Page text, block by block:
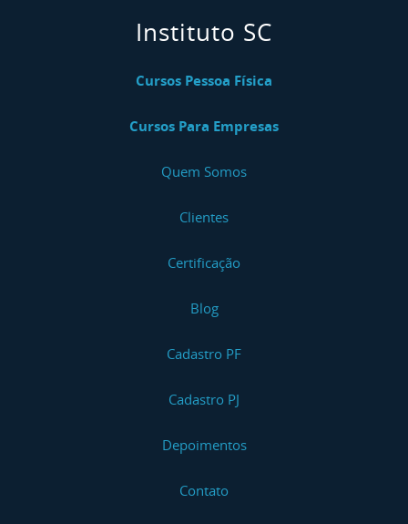
Instituto SC
Cursos Pessoa Física
Cursos Para Empresas
Quem Somos
Clientes
Certificação
Blog
Cadastro PF
Cadastro PJ
Depoimentos
Contato